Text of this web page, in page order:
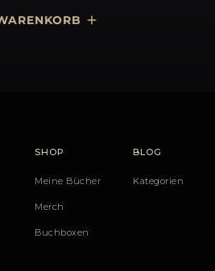
SHOP
Meine Bücher
Merch
Buchboxen
BLOG
Kategorien